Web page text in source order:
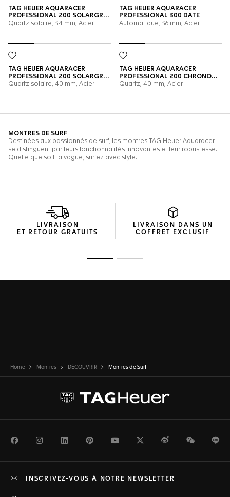
LIVRAISON
ET RETOUR GRATUITS
LIVRAISON DANS UN
COFFRET EXCLUSIF
Home Montres DÉCOUVRIR Montres de Surf
FacebookInstagramLinkedInPinterestYoutubeTwitterWeiboWeChat
INSCRIVEZ-VOUS À NOTRE NEWSLETTER